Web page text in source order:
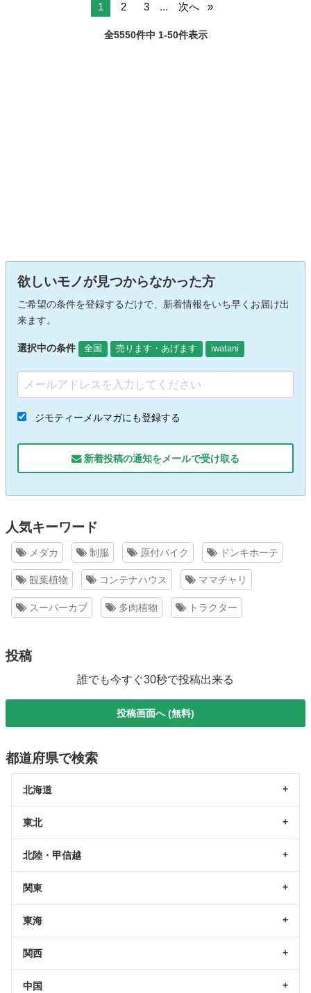
1 2 3 ... 次へ
全5550件中 1-50件表示
欲しいモノが見つからなかった方
ご希望の条件を登録するだけで、新着情報をいち早くお届け出
来ます。
選択中の条件 全国 売ります・あげます iwatani
ジモティーメルマガにも登録する
新着投稿の通知をメールで受け取る
人気キーワード
メダカ 制服 原付バイク ドンキホーテ
観葉植物 コンテナハウス ママチャリ
スーパーカブ 多肉植物 トラクター
投稿
誰でも今すぐ30秒で投稿出来る
投稿画面へ (無料)
都道府県で検索
北海道
東北
北陸・甲信越
関東
東海
関西
中国